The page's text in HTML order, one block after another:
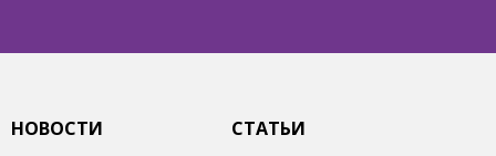
НОВОСТИ
СТАТЬИ